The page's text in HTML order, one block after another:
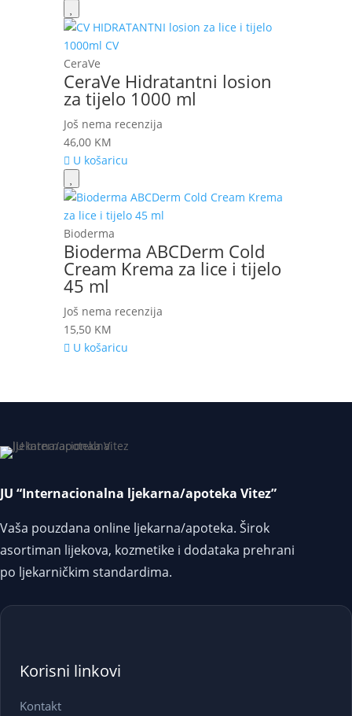
CeraVe
CeraVe Hidratantni losion
za tijelo 1000 ml
Još nema recenzija
46,00 KM
U košaricu
Bioderma
Bioderma ABCDerm Cold
Cream Krema za lice i tijelo
45 ml
Još nema recenzija
15,50 KM
U košaricu
JU “Internacionalna ljekarna/apoteka Vitez”
Vaša pouzdana online ljekarna/apoteka. Širok
asortiman lijekova, kozmetike i dodataka prehrani
po ljekarničkim standardima.
Korisni linkovi
Kontakt